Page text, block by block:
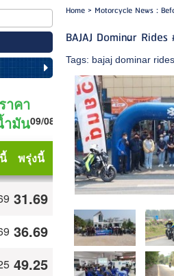
Home> Motorcycle News :
BAJAJ Dominar
Tags: bajaj dominar